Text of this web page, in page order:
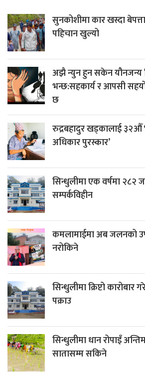
सुनकोशीमा कार खस्दा
पहिचान खुल्यो
अझै न्युन हुन सकेन यौनजन्य
भन्छ:सहकार्य र आपसी
छ
रुद्रबहादुर खड्कालाई ३२औँ
अधिकार पुरस्कार’
सिन्धुलीमा एक वर्षमा २८२
सम्पर्कविहीन
कमलामाईमा अब जलनको
नरोकिने
सिन्धुलीमा क्रिप्टो
पक्राउ
सिन्धुलीमा धान रोपाइँ
सातासम्म सकिने